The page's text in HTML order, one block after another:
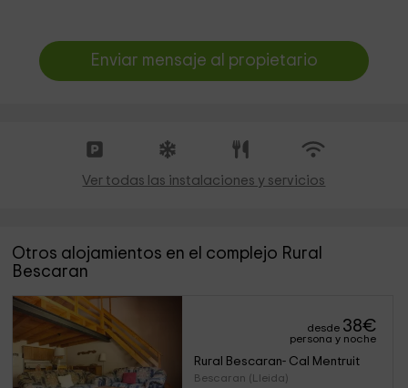
Enviar mensaje al propietario
Ver todas las instalaciones y servicios
Otros alojamientos en el complejo Rural
Bescaran
desde 38€
persona y noche
Rural Bescaran- Cal Mentruit
Bescaran (Lleida)